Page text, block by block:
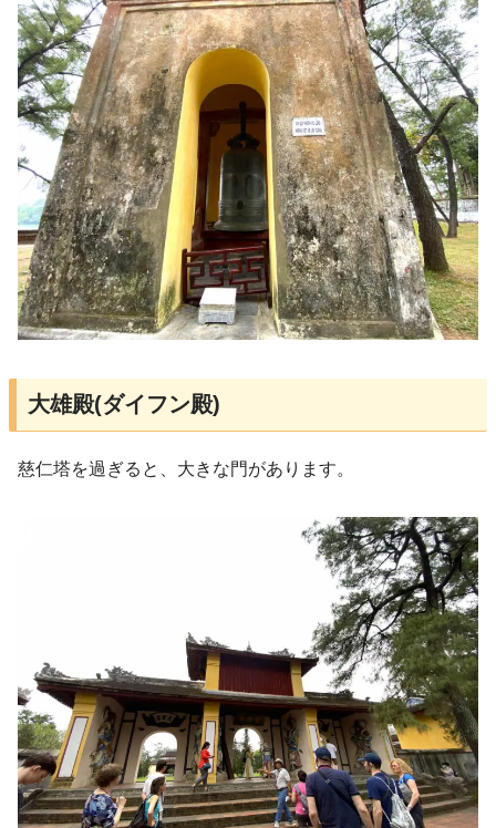
大雄殿(ダイフン殿)
慈仁塔を過ぎると、大きな門があります。